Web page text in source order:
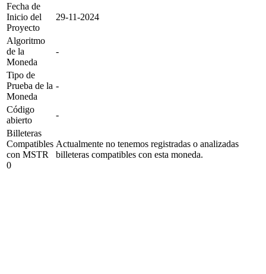
Fecha de
Inicio del
Proyecto
29-11-2024
Algoritmo
de la
Moneda
-
Tipo de
Prueba de la
Moneda
-
Código
abierto
-
Billeteras
Compatibles
con MSTR
0
Actualmente no tenemos registradas o analizadas
billeteras compatibles con esta moneda.